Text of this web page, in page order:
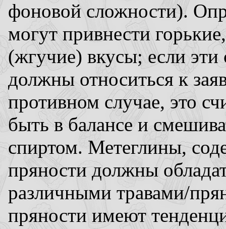
фоновой сложности).
могут привнести
(жгучие) вкусы; если эти
должны относиться к
противном случае, это
быть в балансе и
спиртом. Метеглины,
пряности должны
различными травами/
пряности имеют